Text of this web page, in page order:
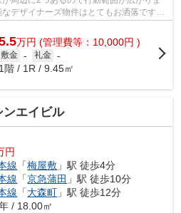
デザイナーズ物件はとてもお洒落です。
。大...
万円 (管理費等：10,000円 )
敷金 - 礼金 -
1階 / 1R / 9.45㎡
ンエイビル
円
線 「梅屋敷 」駅 徒歩4分
線 「京急蒲田 」駅 徒歩10分
線 「大森町 」駅 徒歩12分
/ 18.00㎡